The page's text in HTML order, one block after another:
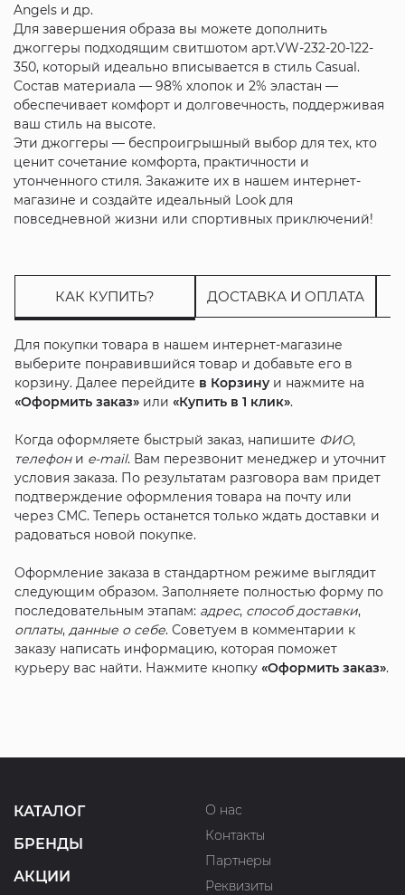
Angels и др.
Для завершения образа вы можете дополнить
джоггеры подходящим свитшотом арт.VW-232-20-122-
350, который идеально вписывается в стиль Casual.
Состав материала — 98% хлопок и 2% эластан —
обеспечивает комфорт и долговечность, поддерживая
ваш стиль на высоте.
Эти джоггеры — беспроигрышный выбор для тех, кто
ценит сочетание комфорта, практичности и
утонченного стиля. Закажите их в нашем интернет-
магазине и создайте идеальный Look для
повседневной жизни или спортивных приключений!
КАК КУПИТЬ? ДОСТАВКА И ОПЛАТА
Для покупки товара в нашем интернет-магазине
выберите понравившийся товар и добавьте его в
корзину. Далее перейдите в Корзинуи нажмите на
«Оформить заказ»или «Купить в 1 клик».
Когда оформляете быстрый заказ, напишите ФИО,
телефони e-mail. Вам перезвонит менеджер и уточнит
условия заказа. По результатам разговора вам придет
подтверждение оформления товара на почту или
через СМС. Теперь останется только ждать доставки и
радоваться новой покупке.
Оформление заказа в стандартном режиме выглядит
следующим образом. Заполняете полностью форму по
последовательным этапам: адрес, способ доставки,
оплаты, данные о себе. Советуем в комментарии к
заказу написать информацию, которая поможет
курьеру вас найти. Нажмите кнопку «Оформить заказ».
КАТАЛОГ
БРЕНДЫ
АКЦИИ
О нас
Контакты
Партнеры
Реквизиты